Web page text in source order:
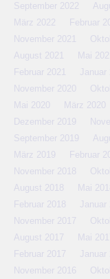
September 2022
März 2022
Februar
November 2021
August 2021
Mai
Februar 2021
Januar
November 2020
Mai 2020
März 2020
Dezember 2019
September 2019
März 2019
Februar
November 2018
August 2018
Mai
Februar 2018
Januar
November 2017
August 2017
Mai
Februar 2017
Januar
November 2016